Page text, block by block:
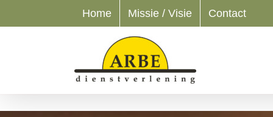
inhoud
Home Missie / Visie Contact